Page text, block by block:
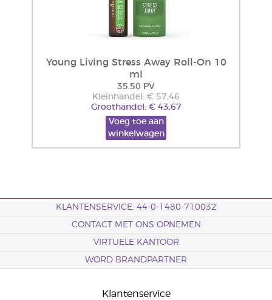
Young Living Stress Away Roll-On 10
ml
35.50 PV
Kleinhandel: € 57,46
Groothandel: € 43,67
Voeg toe aan
winkelwagen
KLANTENSERVICE: 44-0-1480-710032
CONTACT MET ONS OPNEMEN
VIRTUELE KANTOOR
WORD BRANDPARTNER
Klantenservice